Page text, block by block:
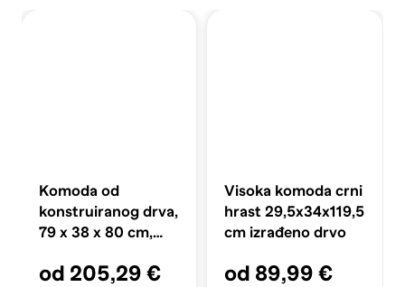
Komoda od
konstruiranog drva,
79 x 38 x 80 cm,
od 205,29 €
Visoka komoda crni
hrast 29,5x34x119,5
cm izrađeno drvo
od 89,99 €